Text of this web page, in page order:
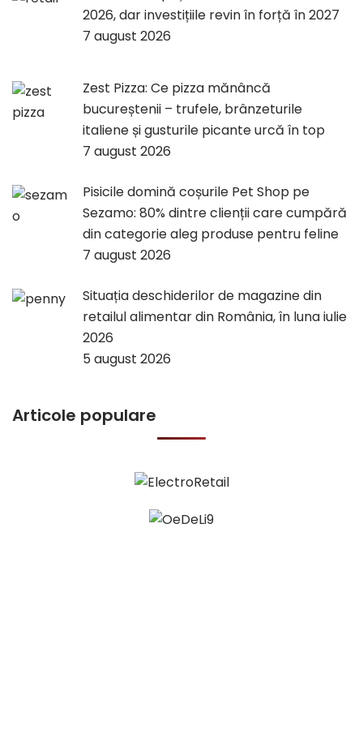
2026, dar investițiile revin în forță în 2027
7 august 2026
Zest Pizza: Ce pizza mănâncă
bucureștenii – trufele, brânzeturile
italiene și gusturile picante urcă în top
7 august 2026
Pisicile domină coșurile Pet Shop pe
Sezamo: 80% dintre clienții care cumpără
din categorie aleg produse pentru feline
7 august 2026
Situația deschiderilor de magazine din
retailul alimentar din România, în luna iulie
2026
5 august 2026
Articole populare